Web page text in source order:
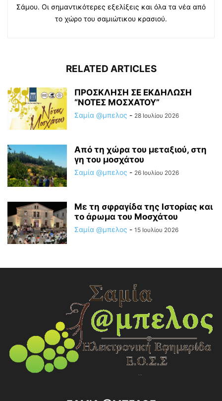
Σάμου. Οι σημαντικότερες εξελίξεις και όλα τα νέα από
το χώρο του σαμιώτικου κρασιού.
RELATED ARTICLES
ΠΡΟΣΚΛΗΣΗ ΣΕ ΕΚΔΗΛΩΣΗ
“ΝΟΤΕΣ ΜΟΣΧΑΤΟΥ”
Σαμία @μπελος - 28 Ιουλίου 2026
Από τη χώρα του μεταξιού, στη
γη του μοσχάτου
Σαμία @μπελος - 26 Ιουλίου 2026
Με τη σφραγίδα της Ιστορίας και
το άρωμα του Μοσχάτου
Σαμία @μπελος - 15 Ιουλίου 2026